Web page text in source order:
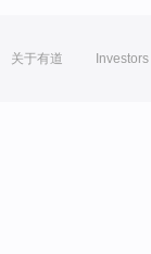
关于有道 Investors